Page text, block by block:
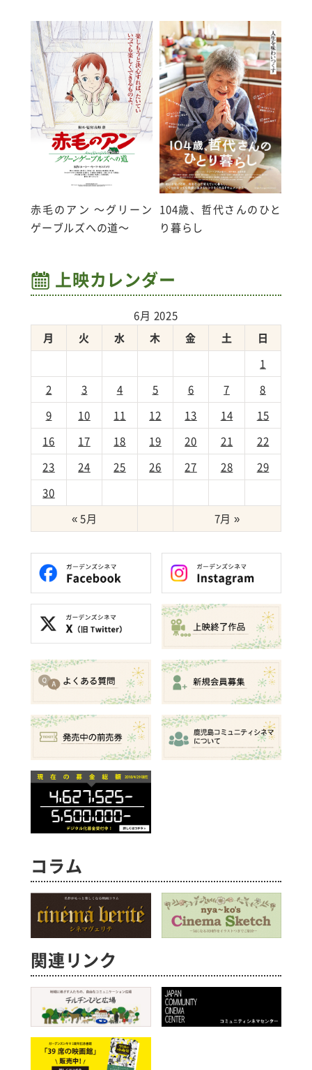
赤毛のアン ～グリーン
ゲーブルズへの道～
104歳、哲代さんのひと
り暮らし
上映カレンダー
6月 2025
月
火 水 木 金 土
日
1
2
3 4 5 6 7
8
9
10 11 12 13 14
15
16
17 18 19 20 21
22
23
24 25 26 27 28
29
30
« 5月
7月 »
コラム
関連リンク